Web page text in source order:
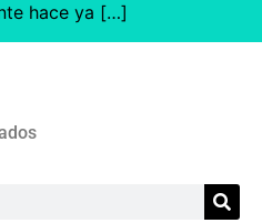
hace ya […]